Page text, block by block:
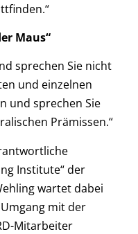
Maus“
sprechen Sie nicht
und einzelnen
und sprechen Sie
Prämissen.“
Institute“ der
wartet dabei
mit der
Mitarbeiter